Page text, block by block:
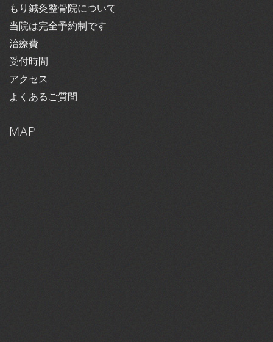
もり鍼灸整骨院について
当院は完全予約制です
治療費
受付時間
アクセス
よくあるご質問
MAP